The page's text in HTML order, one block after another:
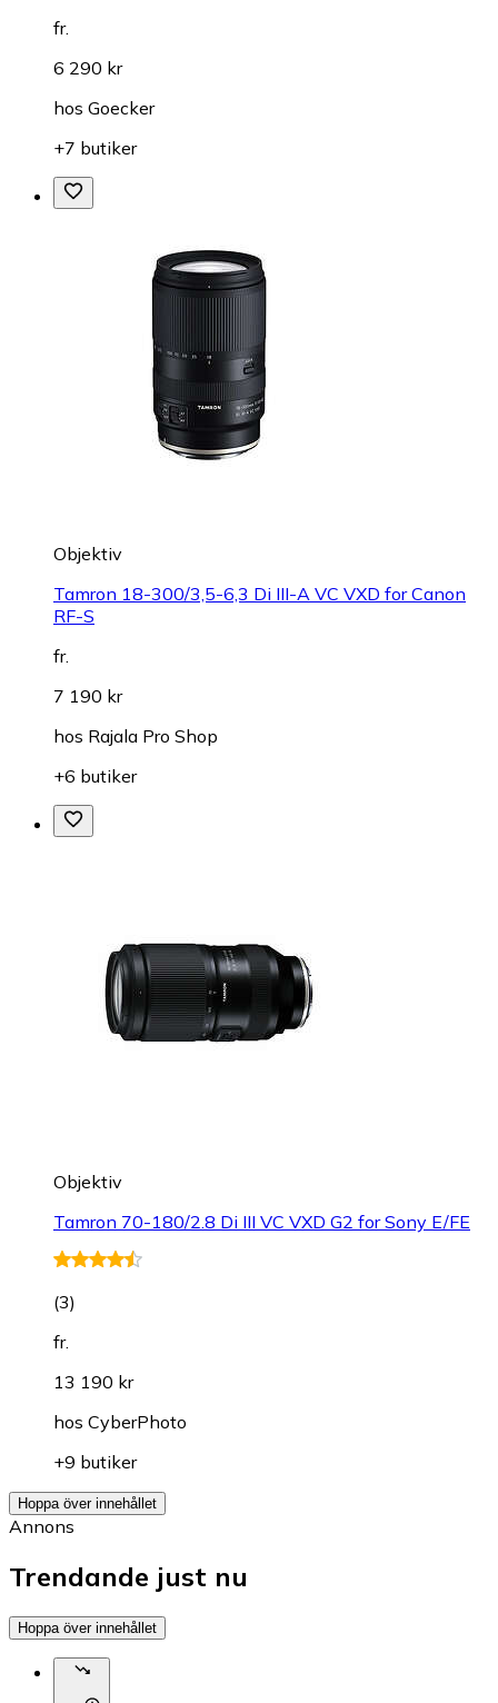
fr.
6 290 kr
hos Goecker
+7 butiker
Objektiv
Tamron 18-300/3,5-6,3 Di III-A VC VXD for Canon
RF-S
fr.
7 190 kr
hos Rajala Pro Shop
+6 butiker
Objektiv
Tamron 70-180/2.8 Di III VC VXD G2 for Sony E/FE
(3)
fr.
13 190 kr
hos CyberPhoto
+9 butiker
Hoppa över innehållet
Annons
Trendande just nu
Hoppa över innehållet